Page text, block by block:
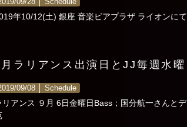
年10/12(土) 銀座 音楽ビアプラザ ライオンに
ラリアンス出演日とJJ毎週水曜
09/08 │ Schedule
リアンス ９月 6日金曜日Bass；国分航一さんと